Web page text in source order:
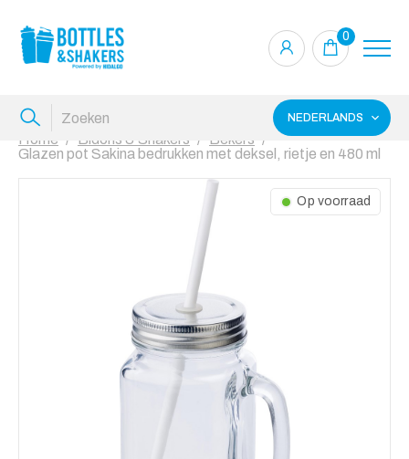
0
NEDERLANDS
Home Bidons & Shakers
Bekers
Glazen pot Sakina bedrukken met deksel, rietje en 480 ml
Op voorraad